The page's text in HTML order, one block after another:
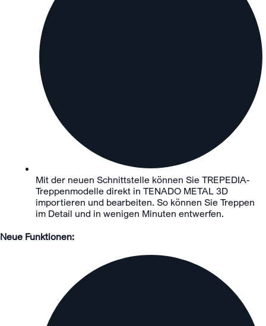
Mit der neuen Schnittstelle können Sie TREPEDIA-
Treppenmodelle direkt in TENADO METAL 3D
importieren und bearbeiten. So können Sie Treppen
im Detail und in wenigen Minuten entwerfen.
Neue Funktionen: